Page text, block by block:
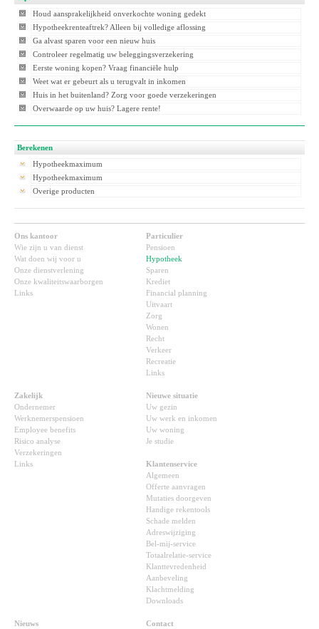
Houd aansprakelijkheid onverkochte woning gedekt
Hypotheekrenteaftrek? Alleen bij volledige aflossing
Ga alvast sparen voor een nieuw huis
Controleer regelmatig uw beleggingsverzekering
Eerste woning kopen? Vraag financiële hulp
Weet wat er gebeurt als u terugvalt in inkomen
Huis in het buitenland? Zorg voor goede verzekeringen
Overwaarde op uw huis? Lagere rente!
Berekenen
Hypotheekmaximum
Hypotheekmaximum
Overige producten
Ons kantoor
Wie zijn u van dienst
Wat doen wij voor u
Onze dienstverlening
Onze kwaliteitswaarborgen
Links
Particulier
Pensioen
Hypotheek
Sparen
Krediet
Financial planning
Uitvaart
Zorg
Wonen
Recht
Verkeer
Recreatie
Links
Zakelijk
Ondernemer
Werknemerspensioen
Employee benefits
Risico analyse
Verzekeringen
Links
Nieuwe situatie
Uw gezin
Uw werk en inkomen
Uw woning
Je studie
Klantenservice
Algemeen
Offerte aanvragen
Mutaties doorgeven
Handige rekentools
Schade melden
Adreswijziging
Bel-mij-service
Totaalrelatie-service
Klanttevredenheid
Aanbeveling
Klachtmelding
Downloads
Nieuws Contact